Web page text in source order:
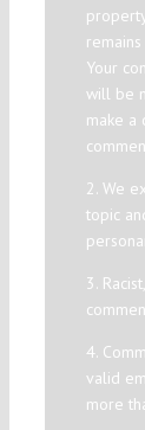
Your
will be
make a
2. We
topic
3.
4.
valid
more